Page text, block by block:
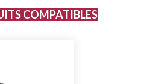
COMPATIBLES